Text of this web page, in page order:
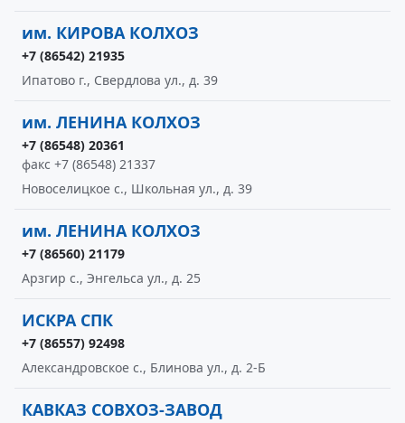
им. КИРОВА КОЛХОЗ
+7 (86542) 21935
Ипатово г., Свердлова ул., д. 39
им. ЛЕНИНА КОЛХОЗ
+7 (86548) 20361
факс +7 (86548) 21337
Новоселицкое с., Школьная ул., д. 39
им. ЛЕНИНА КОЛХОЗ
+7 (86560) 21179
Арзгир с., Энгельса ул., д. 25
ИСКРА СПК
+7 (86557) 92498
Александровское с., Блинова ул., д. 2-Б
КАВКАЗ СОВХОЗ-ЗАВОД